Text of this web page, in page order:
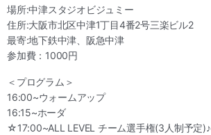
場所:中津スタジオビジュミー
住所:大阪市北区中津1丁目4番2号三楽ビル2
最寄:地下鉄中津、阪急中津
参加費：1000円
＜プログラム＞
16:00~ウォームアップ
16:15~ホーダ
☆17:00~ALL LEVEL チーム選手権(3人制予定)♪